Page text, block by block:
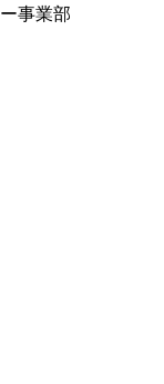
事業部